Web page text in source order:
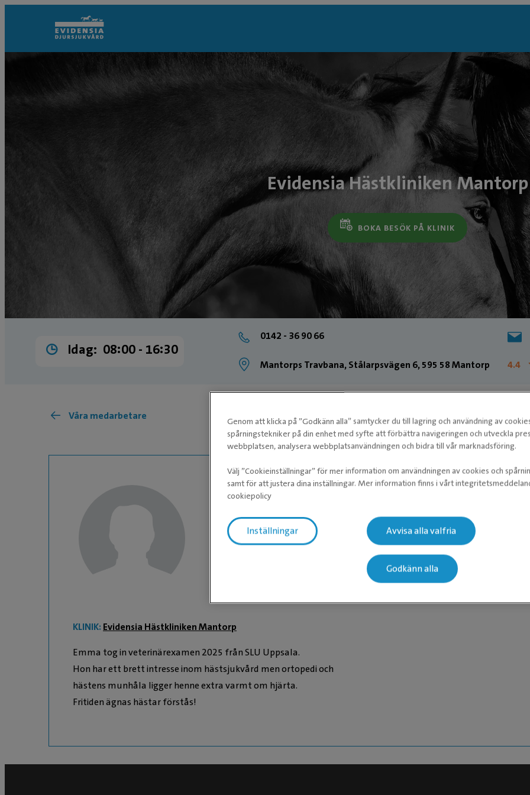
Evidensia Hästkliniken Mantorp
BOKA BESÖK PÅ KLINIK
Idag: 08:00 ­- 16:30
0142 - 36 90 66
Mantorps Travbana, Stålarpsvägen 6, 595 58 Mantorp 4.4
Våra medarbetare
Emma Rydh
Leg.Veterinär
KLINIK: Evidensia Hästkliniken Mantorp
Emma tog in veterinärexamen 2025 från SLU Uppsala.
Hon har ett brett intresse inom hästsjukvård men ortopedi och
hästens munhåla ligger henne extra varmt om hjärta.
Fritiden ägnas hästar förstås!
Genom att klicka på ”Godkänn alla” samtycker du till lagring och användning av
spårningstekniker på din enhet med syfte att förbättra navigeringen och utveckla
webbplatsen, analysera webbplatsanvändningen och bidra till vår marknadsföring.
Välj ”Cookieinställningar” för mer information om användningen av cookies och
samt för att justera dina inställningar. Mer information finns i vårt
cookiepolicy
Inställningar Avvisa alla valfria
Godkänn alla